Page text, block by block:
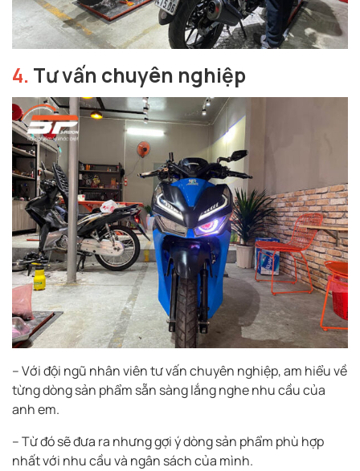
4. Tư vấn chuyên nghiệp
– Với đội ngũ nhân viên tư vấn chuyên nghiệp, am hiểu về
từng dòng sản phẩm sẵn sàng lắng nghe nhu cầu của
anh em.
– Từ đó sẽ đưa ra nhưng gợi ý dòng sản phẩm phù hợp
nhất với nhu cầu và ngân sách của mình.